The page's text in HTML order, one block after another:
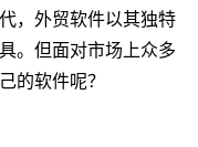
，外贸软件以其独特
。但面对市场上众多
的软件呢？